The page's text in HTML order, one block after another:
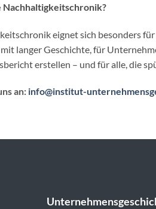
Nachhaltigkeitschronik?
eignet sich besonders
langer Geschichte, für
erstellen – und für alle, die
an: info@institut-